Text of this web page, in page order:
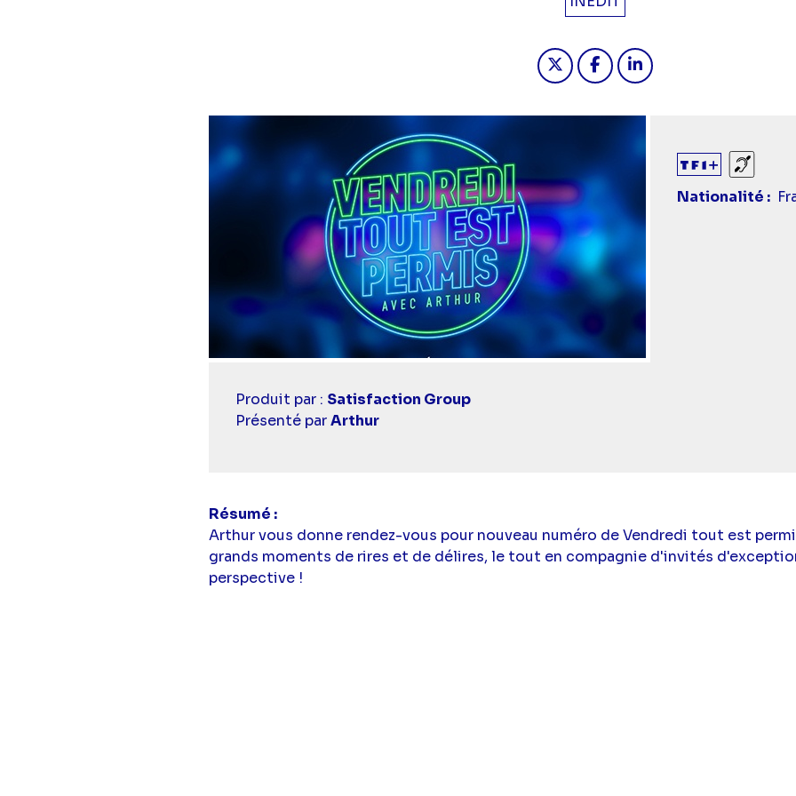
Partager "2024-12-20 00:40
Partager "2024-12-20
Sourds
Nationalité
Casting
simba
Produit par : Satisfaction Group
Présenté parArthur
Résumé
Arthur vous donne rendez-vous pour nouveau numéro de Vendredi tout est
grands moments de rires et de délires, le tout en compagnie d'invités
perspective !